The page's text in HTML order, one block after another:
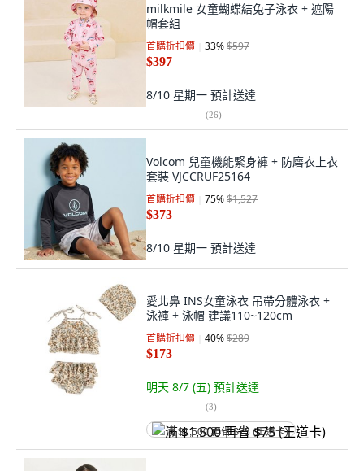
milkmile 女童蝴蝶結兔子泳衣 + 遮陽
帽套組
首購折扣價 33%$597
$397
8/10 星期一 預計送達
(26)
Volcom 兒童機能緊身褲 + 防磨衣上衣
套裝 VJCCRUF25164
首購折扣價 75%$1,527
$373
8/10 星期一 預計送達
愛北鼻 INS女童泳衣 吊帶分體泳衣 +
泳褲 + 泳帽 建議110~120cm
首購折扣價 40%$289
$173
明天 8/7 (五) 預計送達
(3)
满 $1,500 再省 $75 (王道卡)